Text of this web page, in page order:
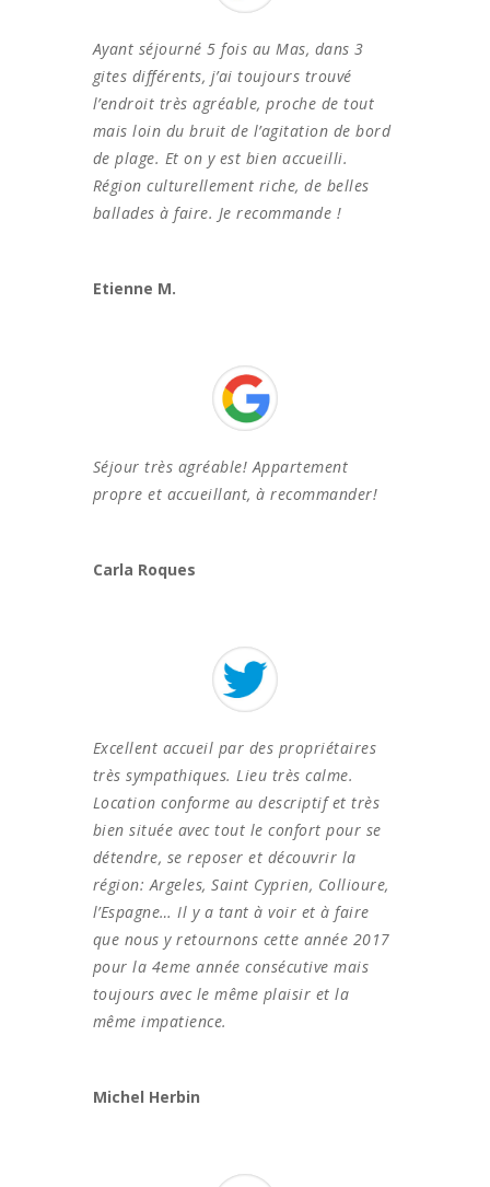
Ayant séjourné 5 fois au Mas, dans 3
gites différents, j’ai toujours trouvé
l’endroit très agréable, proche de tout
mais loin du bruit de l’agitation de bord
de plage. Et on y est bien accueilli.
Région culturellement riche, de belles
ballades à faire. Je recommande !
Etienne M.
Séjour très agréable! Appartement
propre et accueillant, à recommander!
Carla Roques
Excellent accueil par des propriétaires
très sympathiques. Lieu très calme.
Location conforme au descriptif et très
bien située avec tout le confort pour se
détendre, se reposer et découvrir la
région: Argeles, Saint Cyprien, Collioure,
l’Espagne… Il y a tant à voir et à faire
que nous y retournons cette année 2017
pour la 4eme année consécutive mais
toujours avec le même plaisir et la
même impatience.
Michel Herbin